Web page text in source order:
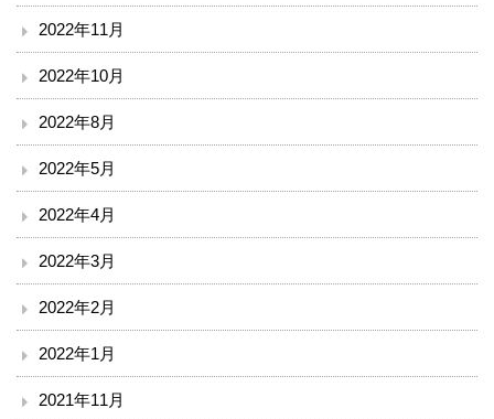
南斗六星研修ネットひろしま（広島中山間地病院連携）
備北メディカルネットワーク
ご意見
リンク
閉じる
2022年11月
2022年10月
2022年8月
2022年5月
2022年4月
2022年3月
2022年2月
2022年1月
2021年11月